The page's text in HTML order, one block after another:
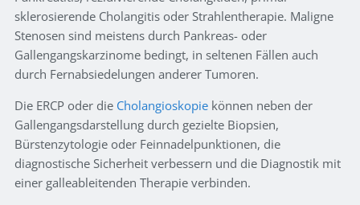
sklerosierende Cholangitis oder Strahlentherapie. Maligne
Stenosen sind meistens durch Pankreas- oder
Gallengangskarzinome bedingt, in seltenen Fällen auch
durch Fernabsiedelungen anderer Tumoren.
Die ERCP oder die Cholangioskopie können neben der
Gallengangsdarstellung durch gezielte Biopsien,
Bürstenzytologie oder Feinnadelpunktionen, die
diagnostische Sicherheit verbessern und die Diagnostik mit
einer galleableitenden Therapie verbinden.